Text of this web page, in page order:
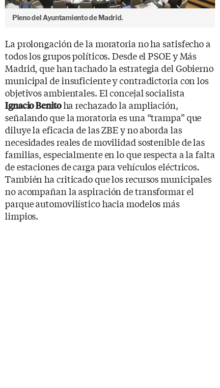
Pleno del Ayuntamiento de Madrid.
La prolongación de la moratoria no ha satisfecho a
todos los grupos políticos. Desde el PSOE y Más
Madrid, que han tachado la estrategia del Gobierno
municipal de insuficiente y contradictoria con los
objetivos ambientales. El concejal socialista
Ignacio Benitoha rechazado la ampliación,
señalando que la moratoria es una “trampa” que
diluye la eficacia de las ZBE y no aborda las
necesidades reales de movilidad sostenible de las
familias, especialmente en lo que respecta a la falta
de estaciones de carga para vehículos eléctricos.
También ha criticado que los recursos municipales
no acompañan la aspiración de transformar el
parque automovilístico hacia modelos más
limpios.